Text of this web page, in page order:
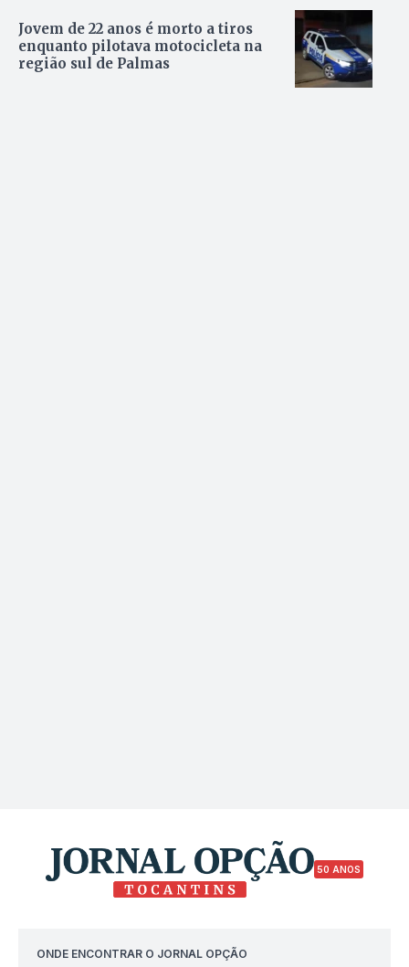
Jovem de 22 anos é morto a tiros
enquanto pilotava motocicleta na
região sul de Palmas
50 ANOS
ONDE ENCONTRAR O JORNAL OPÇÃO